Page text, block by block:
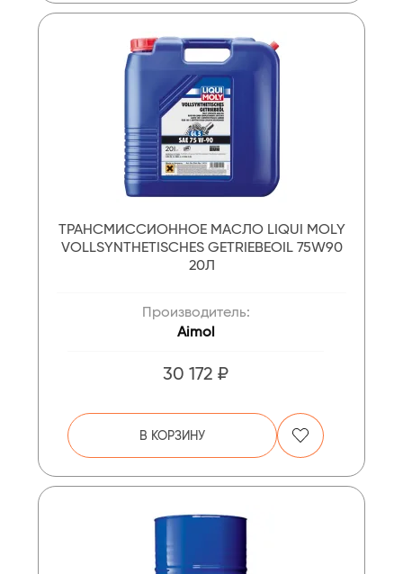
ТРАНСМИССИОННОЕ МАСЛО LIQUI MOLY
VOLLSYNTHETISCHES GETRIEBEOIL 75W90
20Л
Производитель:
Aimol
30 172 ₽
В КОРЗИНУ